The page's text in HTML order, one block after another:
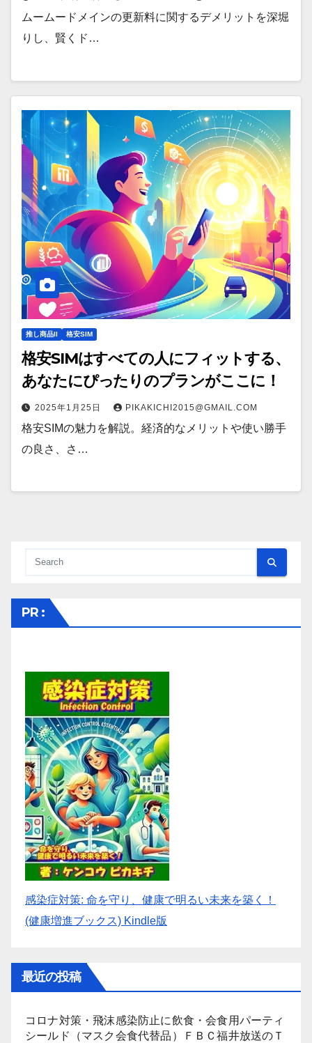
ムームードメインの更新料に関するデメリットを深堀
りし、賢くド…
推し商品II 格安SIM
格安SIMはすべての人にフィットする、
あなたにぴったりのプランがここに！
2025年1月25日 PIKAKICHI2015@GMAIL.COM
格安SIMの魅力を解説。経済的なメリットや使い勝手
の良さ、さ…
PR :
感染症対策: 命を守り、健康で明るい未来を築く！
(健康増進ブックス) Kindle版
最近の投稿
コロナ対策・飛沫感染防止に飲食・会食用パーティ
シールド（マスク会食代替品）ＦＢＣ福井放送のＴ